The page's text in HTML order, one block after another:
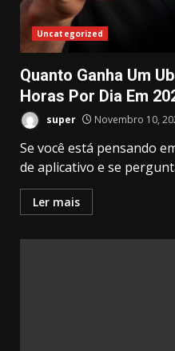
Uncategorized
Quanto Ganha Um
Horas Por Dia Em
super Novembro 10,
Se você está pensando
de aplicativo e se
Ler mais